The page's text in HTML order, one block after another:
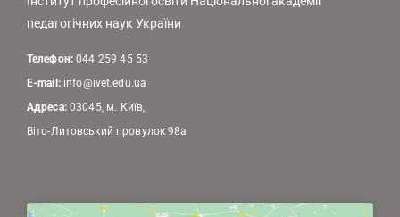
педагогічних наук України
Телефон:044 259 45 53
E-mail: info@ivet.edu.ua
Адреса:03045, м. Київ,
Віто-Литовський провулок 98а